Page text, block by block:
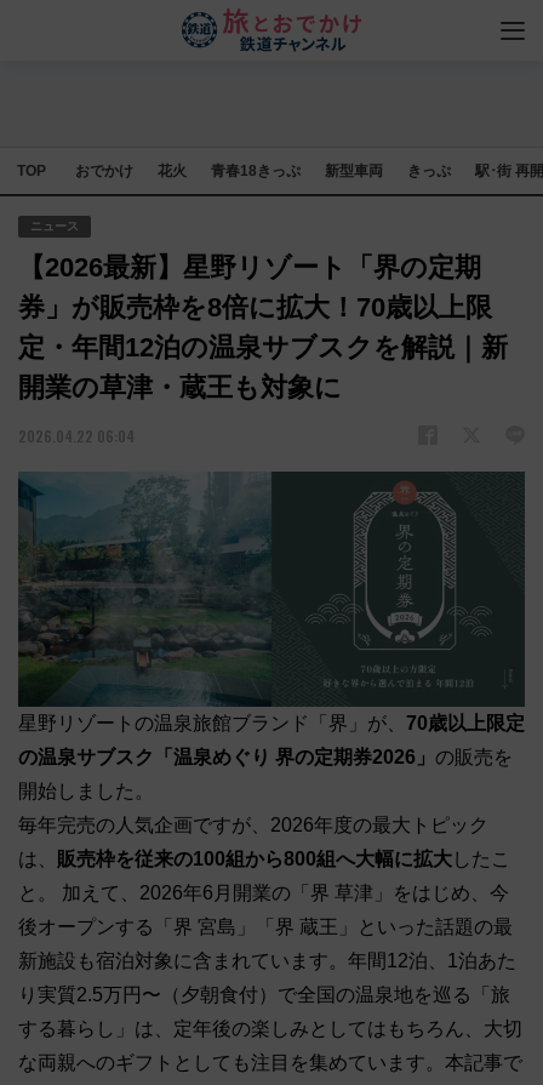
TOP おでかけ 花火 青春18きっぷ 新型車両 きっぷ 駅･街 再
ニュース
【2026最新】星野リゾート「界の定期
券」が販売枠を8倍に拡大！70歳以上限
定・年間12泊の温泉サブスクを解説｜新
開業の草津・蔵王も対象に
2026.04.22 06:04
星野リゾートの温泉旅館ブランド「界」が、 70歳以上限定
の温泉サブスク「温泉めぐり 界の定期券2026」 の販売を
開始しました。
毎年完売の人気企画ですが、2026年度の最大トピック
は、
販売枠を従来の100組から800組へ大幅に拡大したこ
と。 加えて、2026年6月開業の「界 草津」をはじめ、今
後オープンする「界 宮島」「界 蔵王」といった話題の最
新施設も宿泊対象に含まれています。年間12泊、1泊あた
り実質2.5万円〜（夕朝食付）で全国の温泉地を巡る「旅
する暮らし」は、定年後の楽しみとしてはもちろん、大切
な両親へのギフトとしても注目を集めています。本記事で